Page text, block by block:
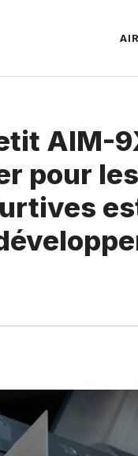
AIR
AIM-
pour